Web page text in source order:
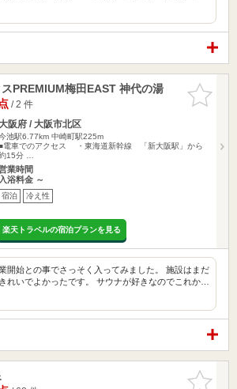
お気に入
りに追加
PREMIUM梅田EAST 神代の湯
/ 2 件
阪府 / 大阪市北区
池駅6.77km 中崎町駅225m
電車でのアクセス ・東海道新幹線 「新大阪駅」から
15分 …
業時間
入浴料金 ～
宿泊 冷え性
楽天トラベルの宿泊プランを見る
開始との事でさっそく入ってみました。 施設はまだ
れいでよかったです。 サウナが好きなのでこれか…
お気に入